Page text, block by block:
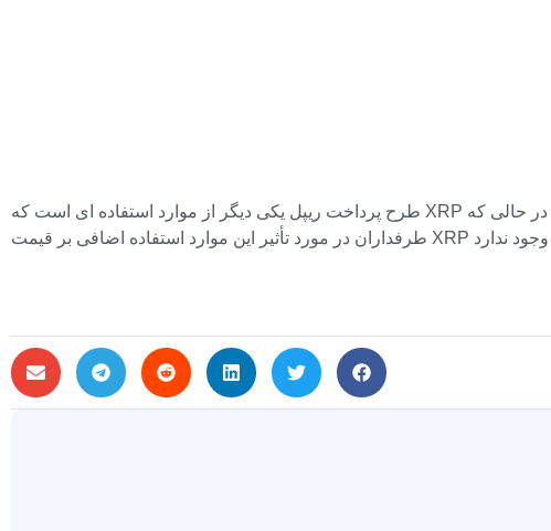
طرح پرداخت ریپل یکی دیگر از موارد استفاده ای است که XRP برای مدتی درگیر آن بوده است. این سکه یکی از پرکاربردترین ها برای پرداخت های برون مرزی در صنعت محسوب می شود. در حالی که